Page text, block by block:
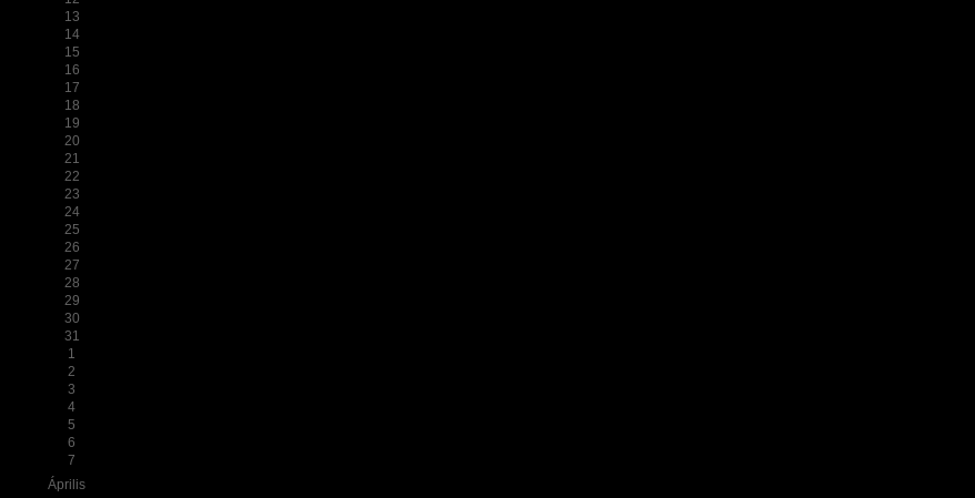
13
14
15
16
17
18
19
20
21
22
23
24
25
26
27
28
29
30
31
1
2
3
4
5
6
7
Április